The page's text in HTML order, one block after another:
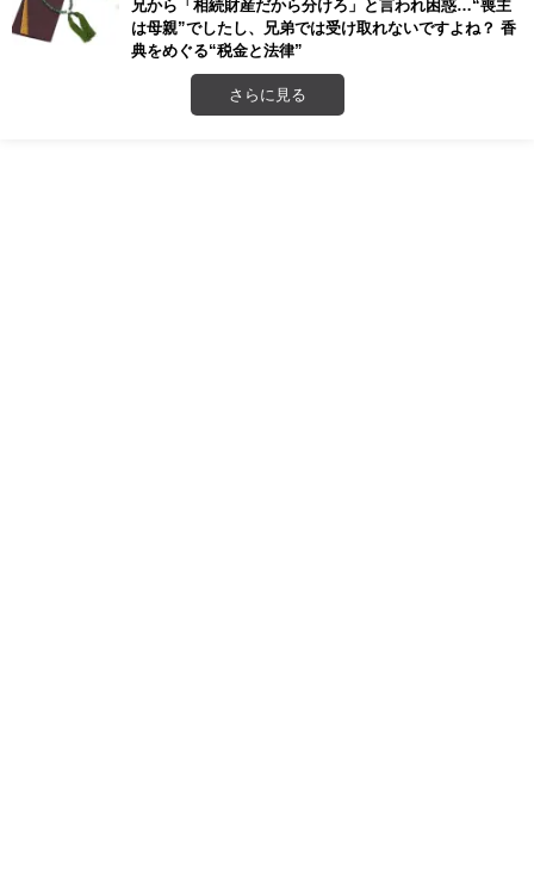
兄から「相続財産だから分けろ」と言われ困惑…“喪主
は母親”でしたし、兄弟では受け取れないですよね？ 香
典をめぐる“税金と法律”
さらに見る